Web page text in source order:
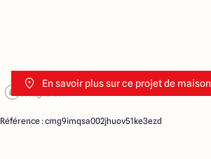
En savoir plus sur ce projet de maison
Référence : cmg9imqsa002jhuov51ke3ezd